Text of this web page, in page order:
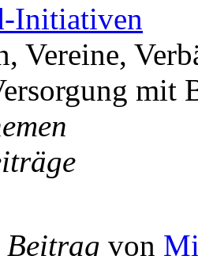
Initiativen
Vereine,
mit
Beitrag von